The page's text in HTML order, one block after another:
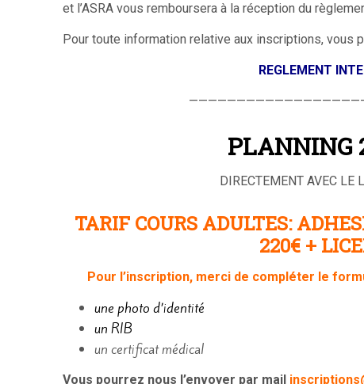
et l’ASRA vous remboursera à la réception du
Pour toute information relative aux inscriptions, vous
REGLEMENT
PLANNING
DIRECTEMENT AVEC LE
TARIF COURS ADULTES:
220€ +
Pour l’inscription, merci de compléter le
une photo d’identité
un RIB
un certificat médical
Vous pourrez nous l’envoyer par mail